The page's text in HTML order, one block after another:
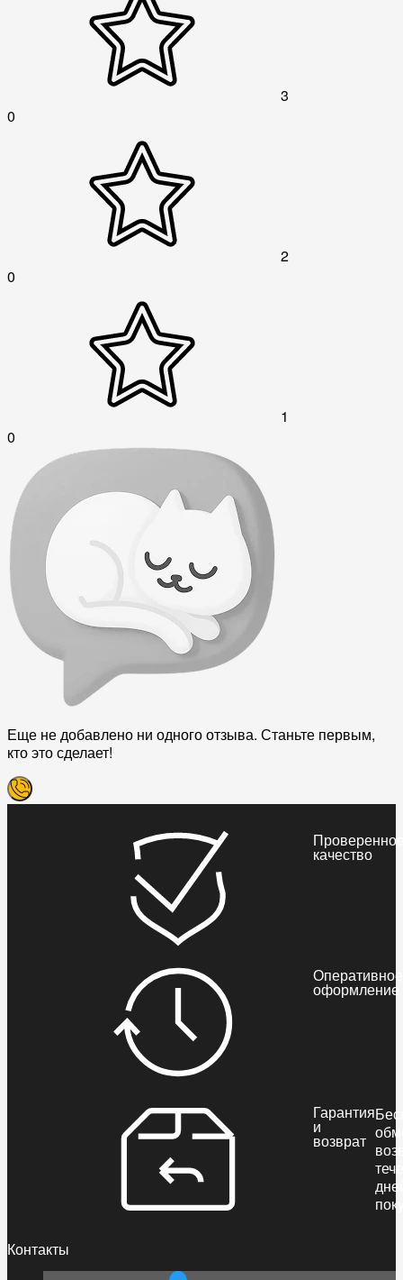
3
0
2
0
1
0
Еще не добавлено ни одного отзыва. Станьте первым,
кто это сделает!
качество
Оперативное
оформление
Гарантия
и
возврат
Контакты